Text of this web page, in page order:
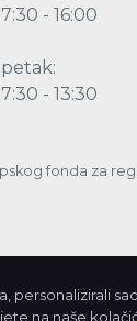
7:30 - 16:00
petak:
7:30 - 13:30
fonda za
na naše